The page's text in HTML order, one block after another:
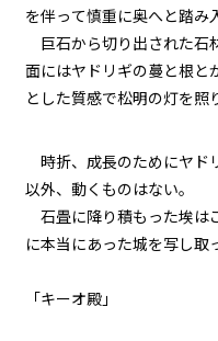
を伴って慎重に奥へと踏み
巨石から切り出された石
面にはヤドリギの蔓と根と
とした質感で松明の灯を照
時折、成長のためにヤド
以外、動くものはない。
石畳に降り積もった埃は
に本当にあった城を写し取
「キーオ殿」